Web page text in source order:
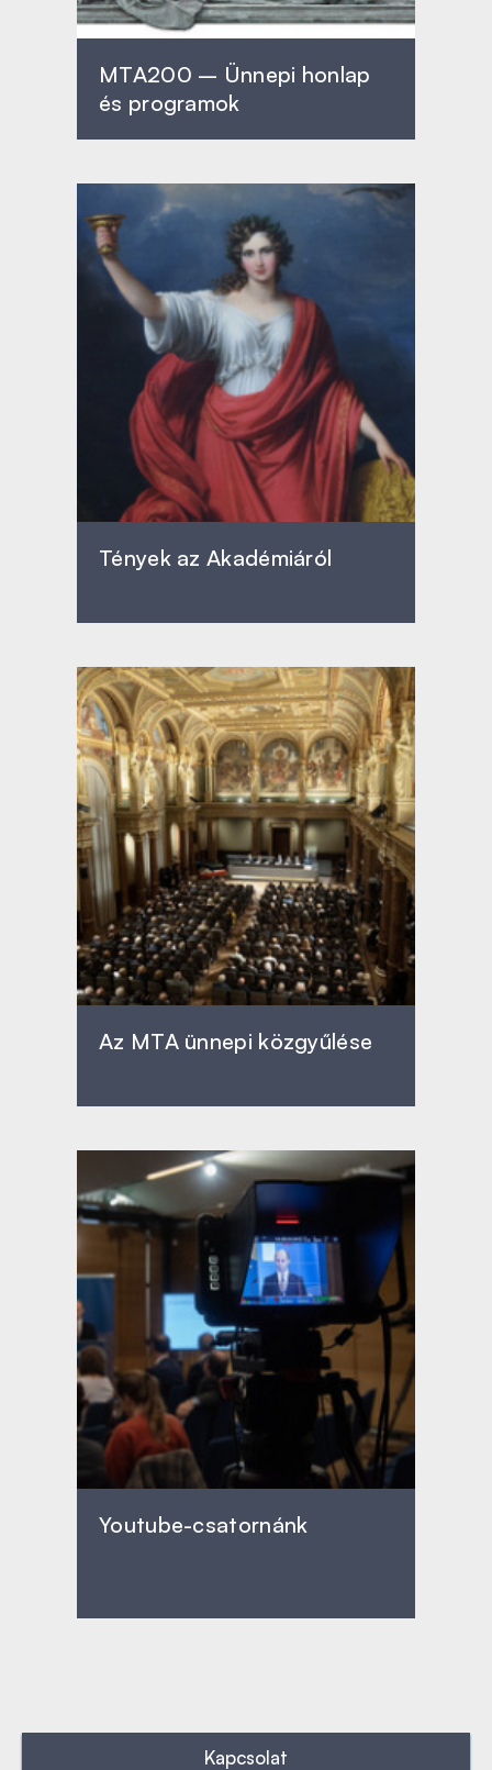
MTA200 – Ünnepi honlap
és programok
Tények az Akadémiáról
Az MTA ünnepi közgyűlése
Youtube-csatornánk
Kapcsolat